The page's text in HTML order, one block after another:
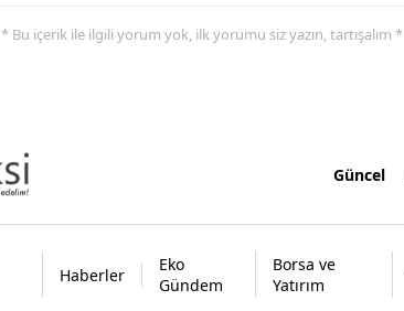
* Bu içerik ile ilgili yorum yok, ilk yorumu siz yazın, tartışalım *
Güncel
Haberler
Eko
Gündem
Borsa ve
Yatırım